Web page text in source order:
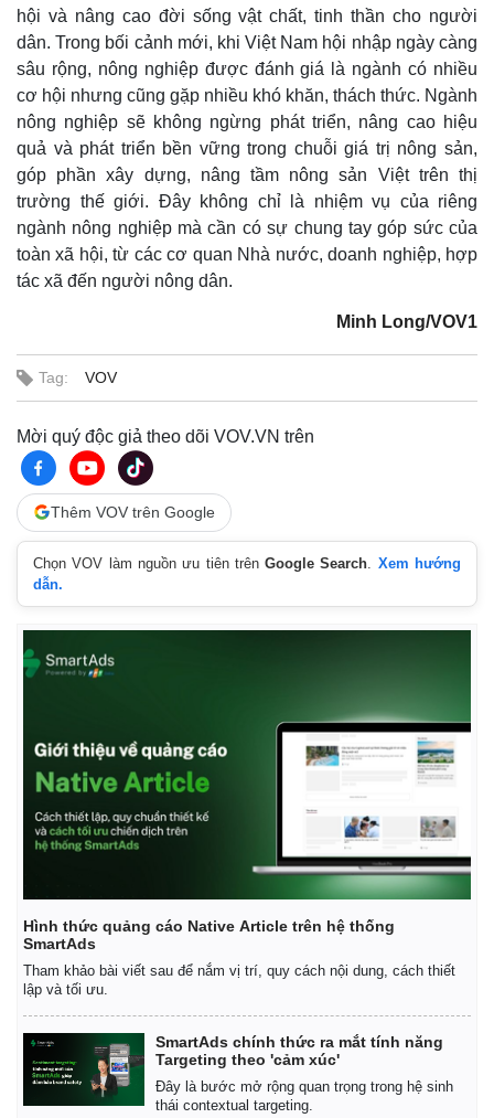
Kinh tế
Bất động sản
Khởi nghiệp
Thị trường
hội và nâng cao đời sống vật chất, tinh thần cho người
dân. Trong bối cảnh mới, khi Việt Nam hội nhập ngày càng
sâu rộng, nông nghiệp được đánh giá là ngành có nhiều
cơ hội nhưng cũng gặp nhiều khó khăn, thách thức. Ngành
nông nghiệp sẽ không ngừng phát triển, nâng cao hiệu
quả và phát triển bền vững trong chuỗi giá trị nông sản,
góp phần xây dựng, nâng tầm nông sản Việt trên thị
trường thế giới. Đây không chỉ là nhiệm vụ của riêng
ngành nông nghiệp mà cần có sự chung tay góp sức của
toàn xã hội, từ các cơ quan Nhà nước, doanh nghiệp, hợp
tác xã đến người nông dân.
Minh Long/VOV1
Tag: VOV
Mời quý độc giả theo dõi VOV.VN trên
Thêm VOV trên Google
Chọn VOV làm nguồn ưu tiên trênGoogle Search
Xem hướng
dẫn.
Hình thức quảng cáo Native Article trên hệ thống
SmartAds
Tham khảo bài viết sau để nắm vị trí, quy cách nội dung, cách thiết
lập và tối ưu.
SmartAds chính thức ra mắt tính năng
Targeting theo 'cảm xúc'
Đây là bước mở rộng quan trọng trong hệ sinh
thái contextual targeting.